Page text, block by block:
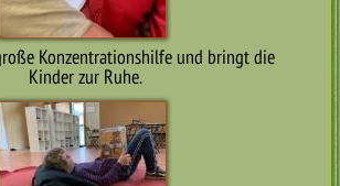
Konzentrationshilfe und bringt die
Kinder zur Ruhe.